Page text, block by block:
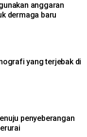
anggaran
dermaga baru
yang terjebak di
penyeberangan